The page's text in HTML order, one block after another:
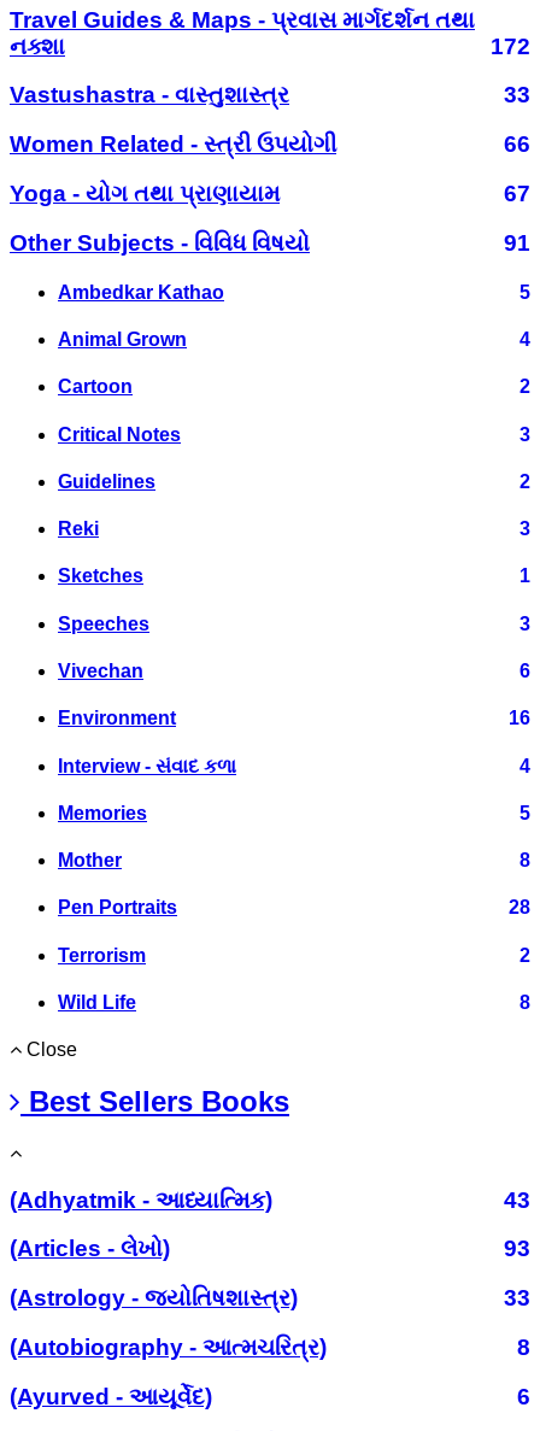
Travel Guides & Maps - પ્રવાસ માર્ગદર્શન તથા
નક્શા
172
Vastushastra - વાસ્તુશાસ્ત્ર
33
Women Related - સ્ત્રી ઉપયોગી
66
Yoga - યોગ તથા પ્રાણાયામ
67
Other Subjects - વિવિધ વિષયો
91
Ambedkar Kathao 5
Animal Grown 4
Cartoon 2
Critical Notes 3
Guidelines 2
Reki 3
Sketches 1
Speeches 3
Vivechan 6
Environment 16
Interview - સંવાદ કળા 4
Memories 5
Mother 8
Pen Portraits 28
Terrorism 2
Wild Life 8
Close
Best Sellers Books
(Adhyatmik - આધ્યાત્મિક)
43
(Articles - લેખો)
93
(Astrology - જ્યોતિષશાસ્ત્ર)
33
(Autobiography - આત્મચરિત્ર)
8
(Ayurved - આયૂર્વેદ)
6